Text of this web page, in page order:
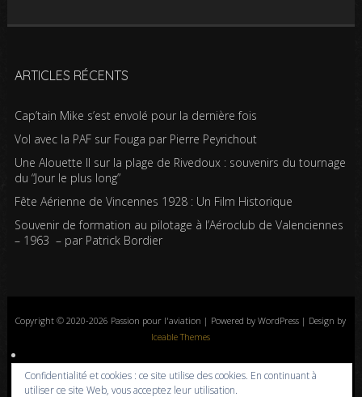
ARTICLES RÉCENTS
Cap’tain Mike s’est envolé pour la dernière fois
Vol avec la PAF sur Fouga par Pierre Peyrichout
Une Alouette II sur la plage de Rivedoux : souvenirs du tournage
du “Jour le plus long”
Fête Aérienne de Vincennes 1928 : Un Film Historique
Souvenir de formation au pilotage à l’Aéroclub de Valenciennes
– 1963 – par Patrick Bordier
Copyright © 2020-2026 Passion pour l'aviation | Powered by WordPress | Design by
Iceable Themes
Accueil Blog Albums photos Histoires de l’aviation
Contrôle aérien
Livres
Liens Contact Politique de confidentialité
Confidentialité et cookies : ce site utilise des cookies. En continuant à
utiliser ce site Web, vous acceptez leur utilisation.